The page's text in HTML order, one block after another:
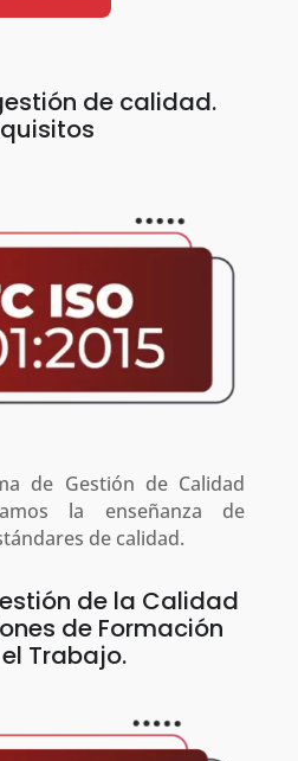
de calidad.
de Gestión de Calidad
la enseñanza de
de calidad.
de la Calidad
de Formación
Trabajo.